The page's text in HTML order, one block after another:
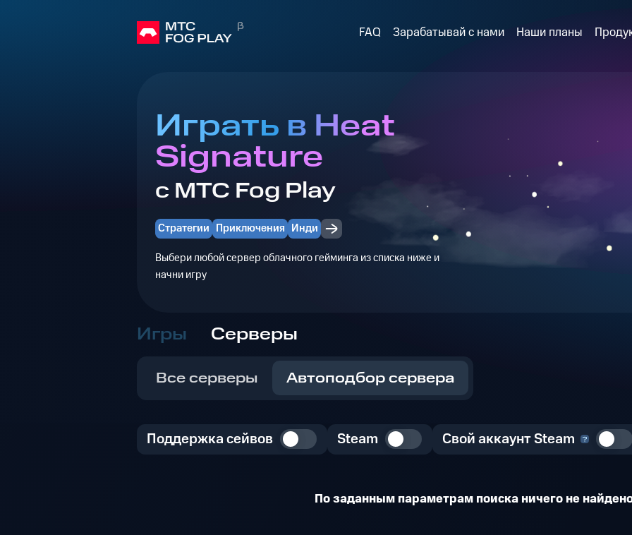
FAQ Зарабатывай с нами Наши планы
Играть в Heat
Signature
с МТС Fog Play
Стратегии Приключения Инди
Выбери любой сервер облачного гейминга из списка ниже и
начни игру
Игры Серверы
Все серверы Автоподбор сервера
Поддержка сейвов Steam Свой аккаунт Steam
По заданным параметрам поиска ничего не